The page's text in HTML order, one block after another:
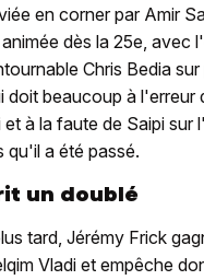
en corner par Amir
dès la 25e, avec
Chris Bedia
doit beaucoup à l'erreur
à la faute de Saipi sur
qu'il a été passé.
un doublé
tard, Jérémy Frick
Vladi et empêche